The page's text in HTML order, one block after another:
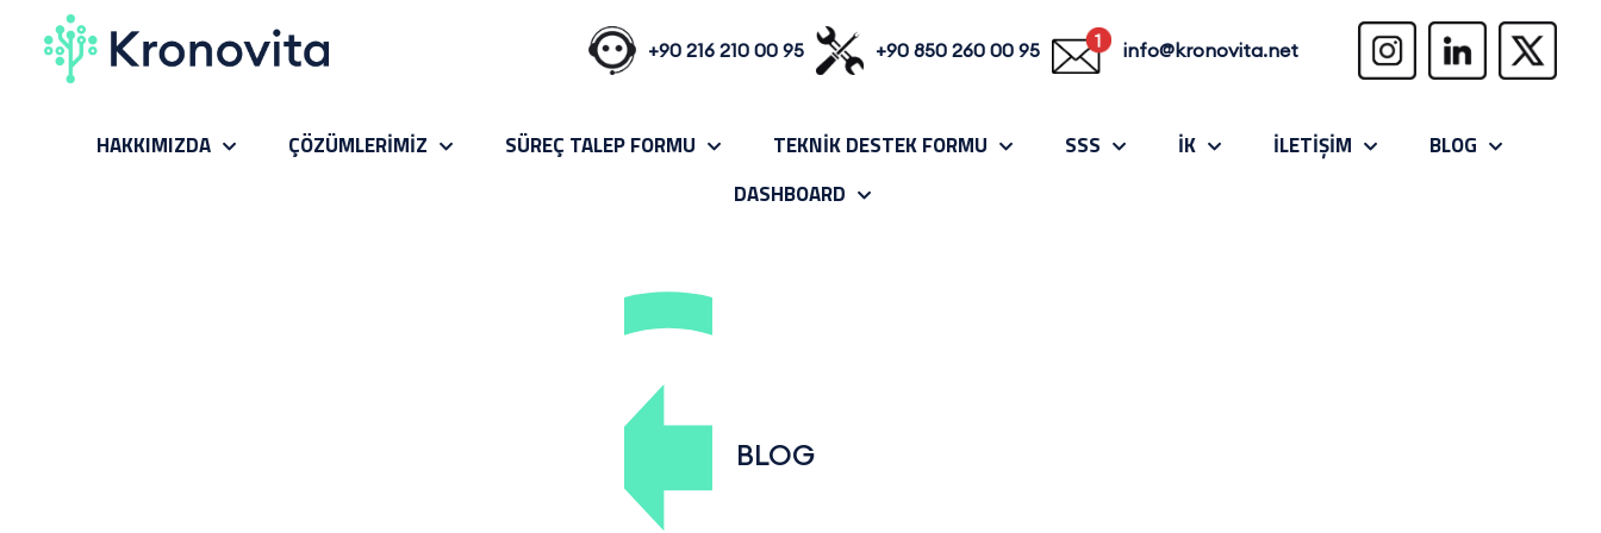
+90 216 210 00 95 +90 850 260 00 95 info@kronovita.net
HAKKIMIZDA ÇÖZÜMLERİMİZ SÜREÇ TALEP FORMU TEKNİK DESTEK FORMU SSS İK İLETİŞİM
BLOG
DASHBOARD
BLOG